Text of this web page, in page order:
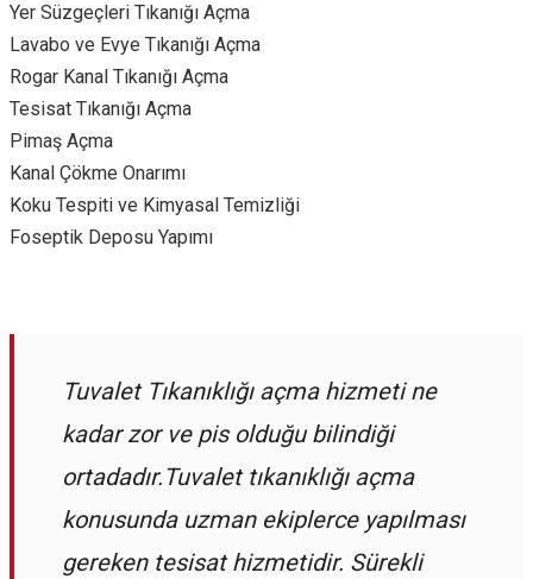
Yer Süzgeçleri Tıkanığı Açma
Lavabo ve Evye Tıkanığı Açma
Rogar Kanal Tıkanığı Açma
Tesisat Tıkanığı Açma
Pimaş Açma
Kanal Çökme Onarımı
Koku Tespiti ve Kimyasal Temizliği
Foseptik Deposu Yapımı
Tuvalet Tıkanıklığı açma hizmeti ne
kadar zor ve pis olduğu bilindiği
ortadadır.Tuvalet tıkanıklığı açma
konusunda uzman ekiplerce yapılması
gereken tesisat hizmetidir. Sürekli